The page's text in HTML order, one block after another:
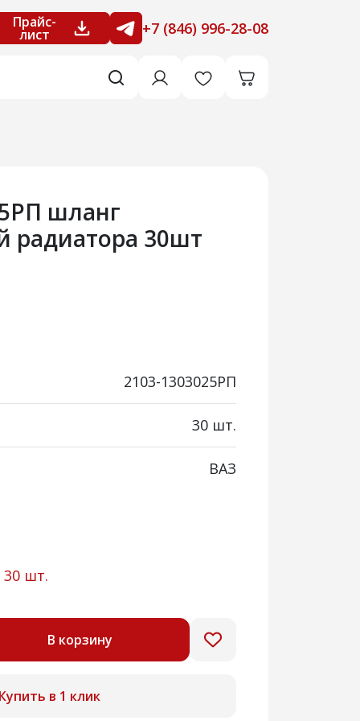
Прайс-
лист +7 (846) 996-28-08
шланг
радиатора 30шт
2103-1303025РП
30 шт.
ВАЗ
30 шт.
В корзину
Купить в 1 клик